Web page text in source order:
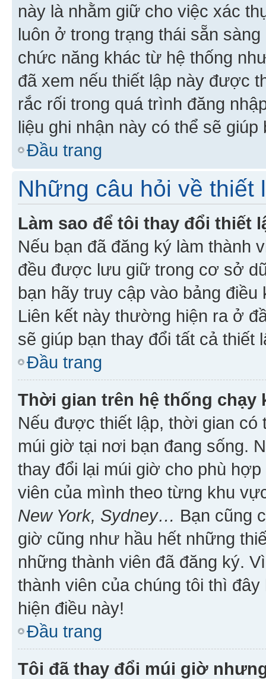
này là nhằm giữ cho việc xác
luôn ở trong trạng thái sẵn
chức năng khác từ hệ thống
đã xem nếu thiết lập này được
rắc rối trong quá trình đăng
liệu ghi nhận này có thể sẽ
Đầu trang
Những câu hỏi về thiết
Làm sao để tôi thay đổi thiết
Nếu bạn đã đăng ký làm thành
đều được lưu giữ trong cơ sở
bạn hãy truy cập vào bảng
Liên kết này thường hiện ra ở
sẽ giúp bạn thay đổi tất cả thiết
Đầu trang
Thời gian trên hệ thống chạy
Nếu được thiết lập, thời gian
múi giờ tại nơi bạn đang sống.
thay đổi lại múi giờ cho phù
viên của mình theo từng khu
New York, Sydney… Bạn cũng
giờ cũng như hầu hết những
những thành viên đã đăng ký.
thành viên của chúng tôi thì
hiện điều này!
Đầu trang
Tôi đã thay đổi múi giờ